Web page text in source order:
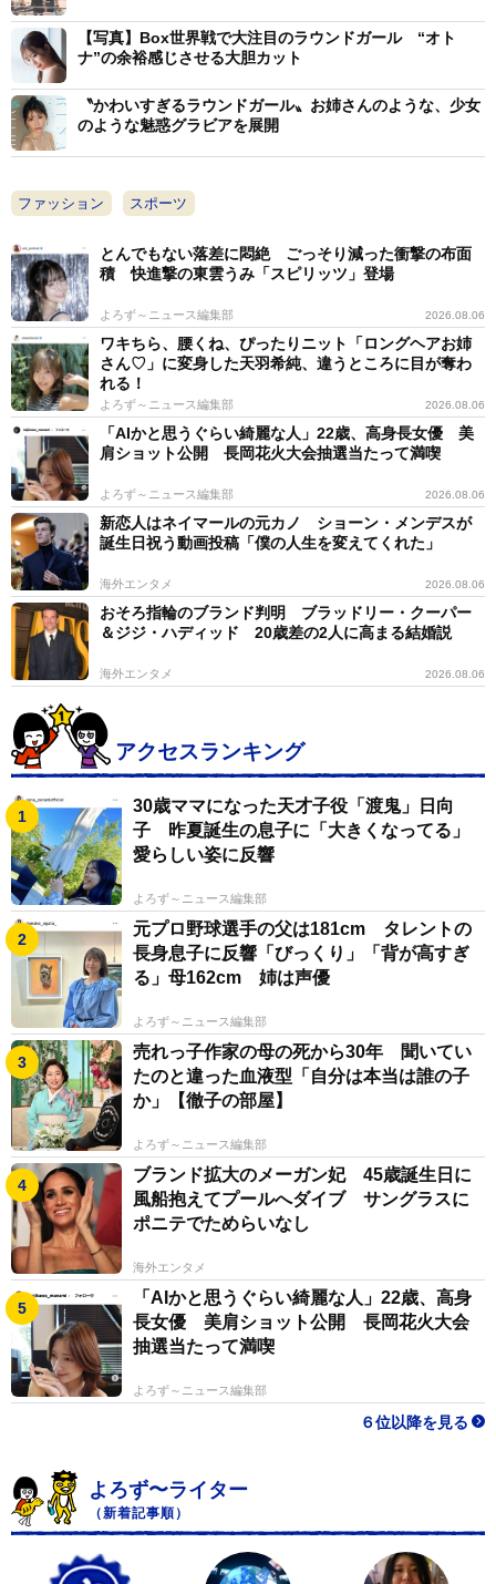
【写真】Box世界戦で大注目のラウンドガール “オト
ナ”の余裕感じさせる大胆カット
〝かわいすぎるラウンドガール〟お姉さんのような、少女
のような魅惑グラビアを展開
ファッション スポーツ
とんでもない落差に悶絶 ごっそり減った衝撃の布面
積 快進撃の東雲うみ「スピリッツ」登場
よろず～ニュース編集部 2026.08.06
ワキちら、腰くね、ぴったりニット「ロングヘアお姉
さん♡」に変身した天羽希純、違うところに目が奪わ
れる！
よろず～ニュース編集部 2026.08.06
「AIかと思うぐらい綺麗な人」22歳、高身長女優 美
肩ショット公開 長岡花火大会抽選当たって満喫
よろず～ニュース編集部 2026.08.06
新恋人はネイマールの元カノ ショーン・メンデスが
誕生日祝う動画投稿「僕の人生を変えてくれた」
海外エンタメ 2026.08.06
おそろ指輪のブランド判明 ブラッドリー・クーパー
＆ジジ・ハディッド 20歳差の2人に高まる結婚説
海外エンタメ 2026.08.06
アクセスランキング
30歳ママになった天才子役「渡鬼」日向
子 昨夏誕生の息子に「大きくなってる」
愛らしい姿に反響
よろず～ニュース編集部
元プロ野球選手の父は181cm タレントの
長身息子に反響「びっくり」「背が高すぎ
る」母162cm 姉は声優
よろず～ニュース編集部
売れっ子作家の母の死から30年 聞いてい
たのと違った血液型「自分は本当は誰の子
か」【徹子の部屋】
よろず～ニュース編集部
ブランド拡大のメーガン妃 45歳誕生日に
風船抱えてプールへダイブ サングラスに
ポニテでためらいなし
海外エンタメ
「AIかと思うぐらい綺麗な人」22歳、高身
長女優 美肩ショット公開 長岡花火大会
抽選当たって満喫
よろず～ニュース編集部
６位以降を見る
よろず〜ライター
（新着記事順）